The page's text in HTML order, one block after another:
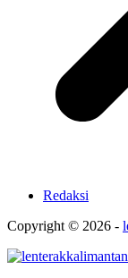
Redaksi
Copyright © 2026 -